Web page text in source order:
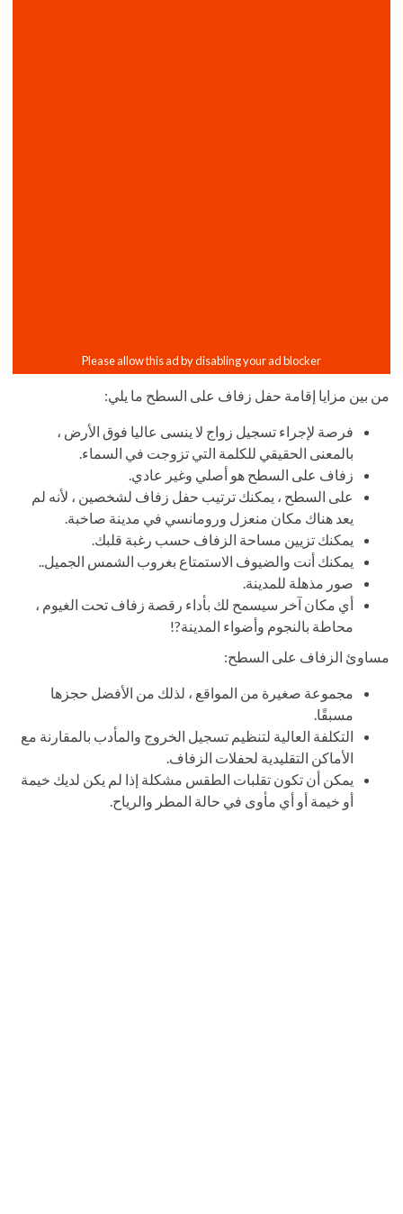
من بين مزايا إقامة حفل زفاف على السطح ما يلي:
فرصة لإجراء تسجيل زواج لا ينسى عاليا فوق الأرض ،
بالمعنى الحقيقي للكلمة التي تزوجت في السماء.
زفاف على السطح هو أصلي وغير عادي.
على السطح ، يمكنك ترتيب حفل زفاف لشخصين ، لأنه لم
يعد هناك مكان منعزل ورومانسي في مدينة صاخبة.
يمكنك تزيين مساحة الزفاف حسب رغبة قلبك.
يمكنك أنت والضيوف الاستمتاع بغروب الشمس الجميل..
صور مذهلة للمدينة.
أي مكان آخر سيسمح لك بأداء رقصة زفاف تحت الغيوم ،
محاطة بالنجوم وأضواء المدينة?!
مساوئ الزفاف على السطح:
مجموعة صغيرة من المواقع ، لذلك من الأفضل حجزها
مسبقًا.
التكلفة العالية لتنظيم تسجيل الخروج والمأدب بالمقارنة مع
الأماكن التقليدية لحفلات الزفاف.
يمكن أن تكون تقلبات الطقس مشكلة إذا لم يكن لديك خيمة
أو خيمة أو أي مأوى في حالة المطر والرياح.